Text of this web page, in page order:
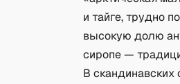
и тайге, трудно
высокую долю
сиропе —
В скандинавских